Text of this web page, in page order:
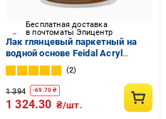
Бесплатная доставка
в почтоматы Эпицентр
Лак глянцевый паркетный на
водной основе Feidal Acryl
Parkettlack 1 л (2034870087)
2
1 394 -69.70 ₴
1 324.30 ₴/шт.